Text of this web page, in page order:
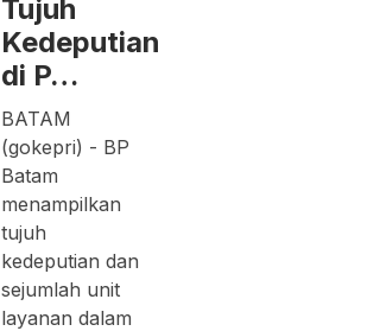
Tujuh
Kedeputian
di P…
BATAM
(gokepri) - BP
Batam
menampilkan
tujuh
kedeputian dan
sejumlah unit
layanan dalam